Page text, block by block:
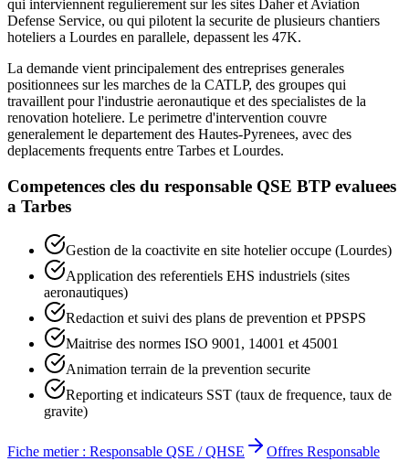
qui interviennent regulierement sur les sites Daher et Aviation
Defense Service, ou qui pilotent la securite de plusieurs chantiers
hoteliers a Lourdes en parallele, depassent les 47K.
La demande vient principalement des entreprises generales
positionnees sur les marches de la CATLP, des groupes qui
travaillent pour l'industrie aeronautique et des specialistes de la
renovation hoteliere. Le perimetre d'intervention couvre
generalement le departement des Hautes-Pyrenees, avec des
deplacements frequents entre Tarbes et Lourdes.
Competences cles du responsable QSE BTP evaluees
a Tarbes
Gestion de la coactivite en site hotelier occupe (Lourdes)
Application des referentiels EHS industriels (sites
aeronautiques)
Redaction et suivi des plans de prevention et PPSPS
Maitrise des normes ISO 9001, 14001 et 45001
Animation terrain de la prevention securite
Reporting et indicateurs SST (taux de frequence, taux de
gravite)
Fiche metier : Responsable QSE / QHSE Offres Responsable